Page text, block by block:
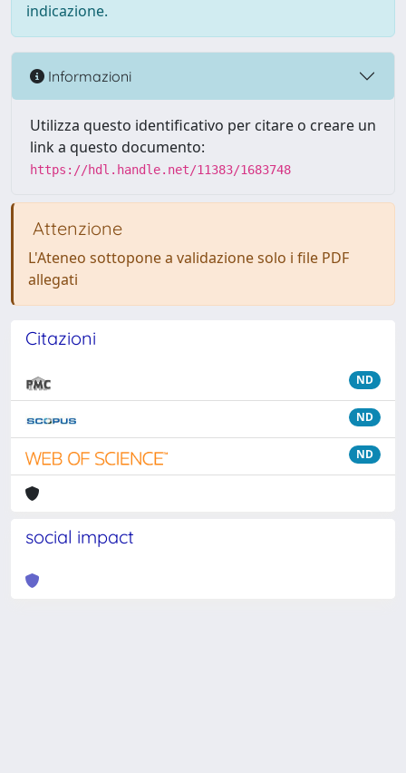
indicazione.
Informazioni
Utilizza questo identificativo per citare o creare un
link a questo documento:
https://hdl.handle.net/11383/1683748
Attenzione
L'Ateneo sottopone a validazione solo i file PDF
allegati
Citazioni
ND
ND
ND
social impact